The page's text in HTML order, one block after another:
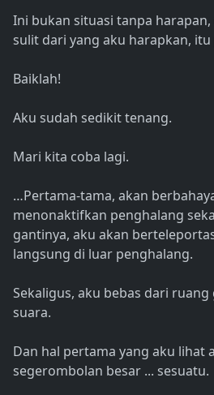
Ini bukan situasi tanpa
sulit dari yang aku harapkan, itu
Baiklah!
Aku sudah sedikit tenang.
Mari kita coba lagi.
…Pertama-tama, akan
menonaktifkan penghalang
gantinya, aku akan
langsung di luar penghalang.
Sekaligus, aku bebas dari
suara.
Dan hal pertama yang aku lihat
segerombolan besar ... sesuatu.